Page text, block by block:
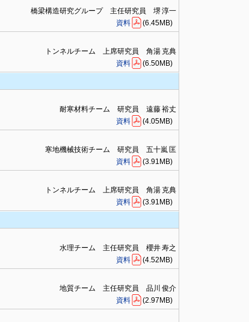
橋梁構造研究グループ 主任研究員 堺 淳一
資料
(6.45MB)
トンネルチーム 上席研究員 角湯 克典
資料
(6.50MB)
耐寒材料チーム 研究員 遠藤 裕丈
資料
(4.05MB)
寒地機械技術チーム 研究員 五十嵐 匡
資料
(3.91MB)
トンネルチーム 上席研究員 角湯 克典
資料
(3.91MB)
水理チーム 主任研究員 櫻井 寿之
資料
(4.52MB)
地質チーム 主任研究員 品川 俊介
資料
(2.97MB)